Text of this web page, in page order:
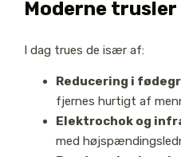
Moderne trusler
I dag trues de især af:
Reducering i
fjernes hurtigt af
Elektrochok og
med